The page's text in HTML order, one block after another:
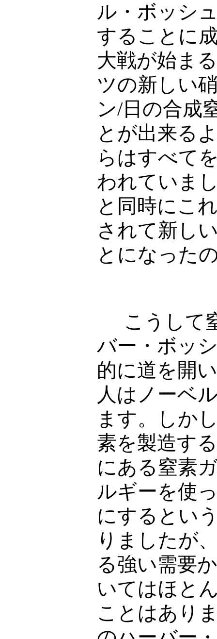
ル・ボッシ
することに
大戦が始ま
ツの新しい
ン/日の合成
とが出来る
らはすべて
われていま
と同時にこ
されて新し
とになった
こうして
バー・ボッ
的に道を開
人はノーベ
ます。しか
素を製造す
にある窒素
ルギーを使
にするとい
りましたが
る強い需要
いてはほと
ことはあり